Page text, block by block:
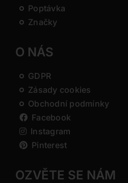
Poptávka
Značky
O NÁS
GDPR
Zásady cookies
Obchodní podmínky
Facebook
Instagram
Pinterest
OZVĚTE SE NÁM